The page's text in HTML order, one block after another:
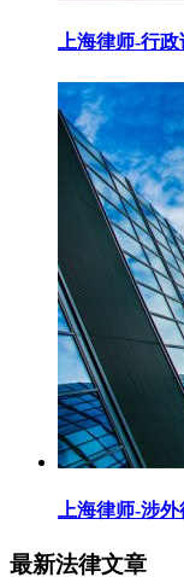
上海律师-行
上海律师-涉
最新法律文章